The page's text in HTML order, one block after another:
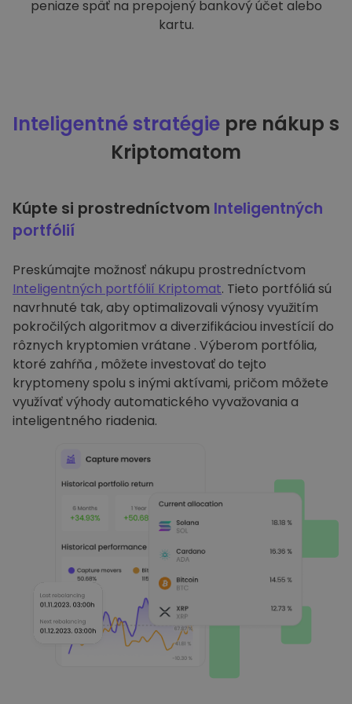
peniaze späť na prepojený bankový účet alebo
kartu.
Inteligentné stratégie pre nákup s
Kriptomatom
Kúpte si prostredníctvom Inteligentných
portfólií
Preskúmajte možnosť nákupu prostredníctvom
Inteligentných portfólií Kriptomat. Tieto portfóliá sú
navrhnuté tak, aby optimalizovali výnosy využitím
pokročilých algoritmov a diverzifikáciou investícií do
rôznych kryptomien vrátane . Výberom portfólia,
ktoré zahŕňa , môžete investovať do tejto
kryptomeny spolu s inými aktívami, pričom môžete
využívať výhody automatického vyvažovania a
inteligentného riadenia.